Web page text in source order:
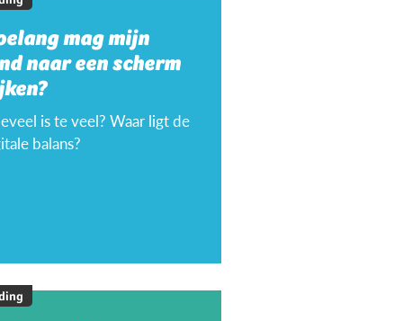
mag mijn
naar een scherm
is te veel? Waar ligt de
balans?